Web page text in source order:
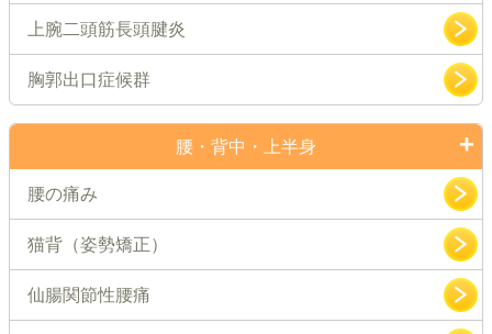
上腕二頭筋長頭腱炎
胸郭出口症候群
腰・背中・上半身
腰の痛み
猫背（姿勢矯正）
仙腸関節性腰痛